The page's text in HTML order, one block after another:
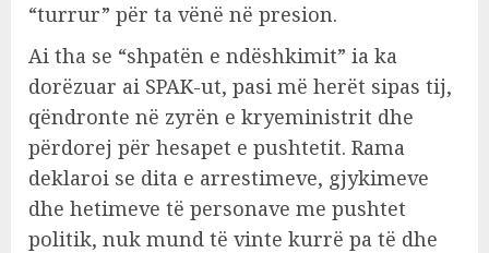
“turrur” për ta vënë në presion.
Ai tha se “shpatën e ndëshkimit” ia ka
dorëzuar ai SPAK-ut, pasi më herët sipas tij,
qëndronte në zyrën e kryeministrit dhe
përdorej për hesapet e pushtetit. Rama
deklaroi se dita e arrestimeve, gjykimeve
dhe hetimeve të personave me pushtet
politik, nuk mund të vinte kurrë pa të dhe